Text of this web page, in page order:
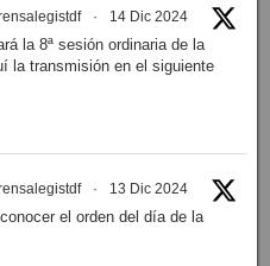
· 14 Dic 2024
la 8ª sesión ordinaria de la
la transmisión en el siguiente
· 13 Dic 2024
el orden del día de la